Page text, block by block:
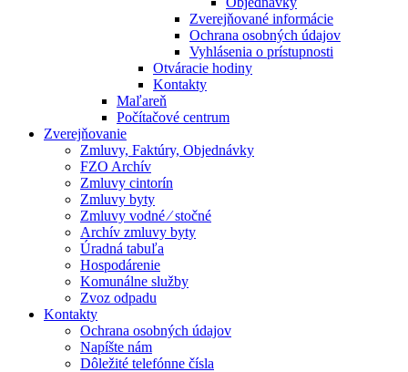
Zverejňované informácie
Ochrana osobných údajov
Vyhlásenia o prístupnosti
Otváracie hodiny
Kontakty
Maľareň
Počítačové centrum
Zverejňovanie
Zmluvy, Faktúry, Objednávky
FZO Archív
Zmluvy cintorín
Zmluvy byty
Zmluvy vodné ⁄ stočné
Archív zmluvy byty
Úradná tabuľa
Hospodárenie
Komunálne služby
Zvoz odpadu
Kontakty
Ochrana osobných údajov
Napíšte nám
Dôležité telefónne čísla